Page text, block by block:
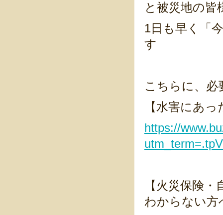
と被災地の
1日も早く「
す
こちらに、
【水害にあ
https://
【火災保険
わからない方